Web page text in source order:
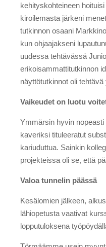
kehityskohteineen
kiroilemasta järkeni
tutkinnon osaani
kun ohjaajakseni
uudessa tehtävässä
erikoisammattitutkinnon
näyttötutkinnot oli
Vaikeudet on luotu
Ymmärsin hyvin
kaveriksi tituleeratut
kariuduttua. Sainkin
projekteissa oli se, että
Valoa tunnelin päässä
Kesälomien jälkeen,
lähiopetusta vaativat
lopputuloksena